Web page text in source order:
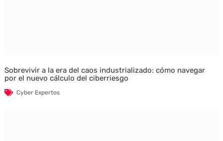
Sobrevivir a la era del caos industrializado: cómo navegar
por el nuevo cálculo del ciberriesgo
Cyber Expertos